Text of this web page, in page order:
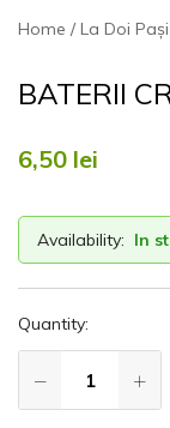
Home La Doi Pași
BATERII
6,50 lei
Availability: In
Quantity: